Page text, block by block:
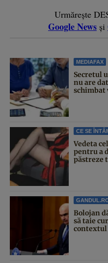
Urmărește
Google News și
MEDIAFAX
Secretul
nu are
schimbat
CE SE
Vedeta
pentru a
păstreze
Bolojan
să taie
contextul